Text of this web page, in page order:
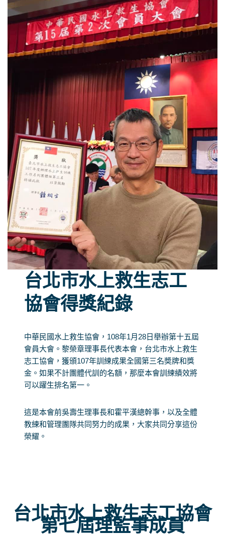
台北市水上救生志工
協會得獎紀錄
中華民國水上救生協會，108年1月28日舉辦第十五屆
會員大會。黎榮章理事長代表本會，台北市水上救生
志工協會，獲頒107年訓練成果全國第三名奬牌和獎
金。如果不計團體代訓的名額，那麼本會訓練績效將
可以躍生排名第一。
這是本會前吳壽生理事長和霍平漢總幹事，以及全體
教練和管理團隊共同努力的成果，大家共同分享這份
榮耀。
台北市水上救生志工協會
第七屆理監事成員